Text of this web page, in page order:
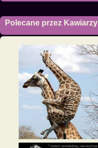
Polecane przez Kawiarzy